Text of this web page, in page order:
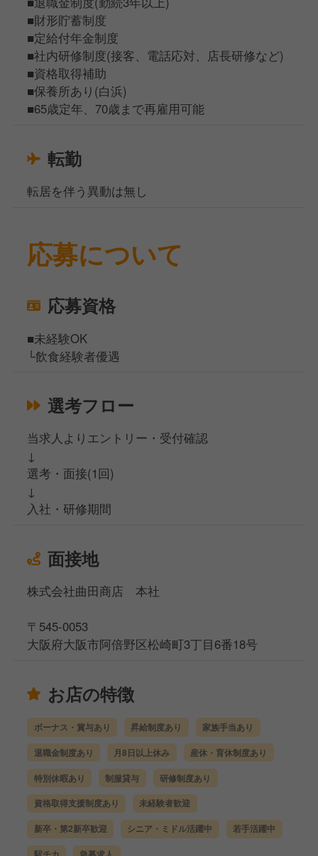
■財形貯蓄制度
■定給付年金制度
■社内研修制度(接客、電話応対、店長研修など)
■資格取得補助
■保養所あり(白浜)
■65歳定年、70歳まで再雇用可能
転勤
転居を伴う異動は無し
応募について
応募資格
■未経験OK
└飲食経験者優遇
選考フロー
当求人よりエントリー・受付確認
↓
選考・面接(1回)
↓
入社・研修期間
面接地
株式会社曲田商店 本社
〒545-0053
大阪府大阪市阿倍野区松崎町3丁目6番18号
お店の特徴
ボーナス・賞与あり 昇給制度あり 家族手当あり
退職金制度あり 月8日以上休み 産休・育休制度あり
特別休暇あり 制服貸与 研修制度あり
資格取得支援制度あり 未経験者歓迎
新卒・第2新卒歓迎 シニア・ミドル活躍中 若手活躍中